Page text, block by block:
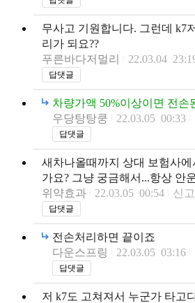
무사고 기원합니다. 그런데 k7
리가 되요??
푸른바다저멀리
22.03.04
답댓글
차량가액 50%이상이면 전손
우당탕탕쿵
22.03.05 00:33
답댓글
새차나올때까지 상대 보험사
가요? 그냥 궁금해서...항상 안
위약효과
22.03.05 00:54 신고
답댓글
전손처리하면 끝이죠
다운스프링
22.03.05 03:16
답댓글
저 k7도 고쳐져서 누군가 타고